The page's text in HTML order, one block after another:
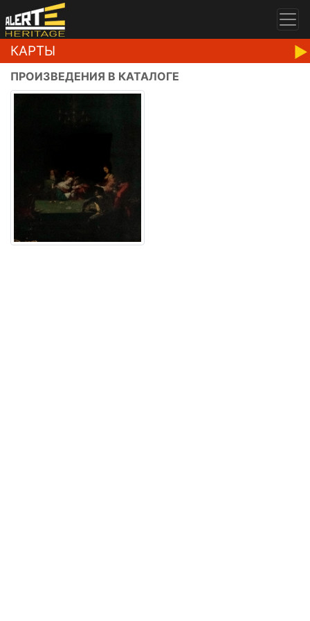
КАРТЫ
ПРОИЗВЕДЕНИЯ В КАТАЛОГЕ